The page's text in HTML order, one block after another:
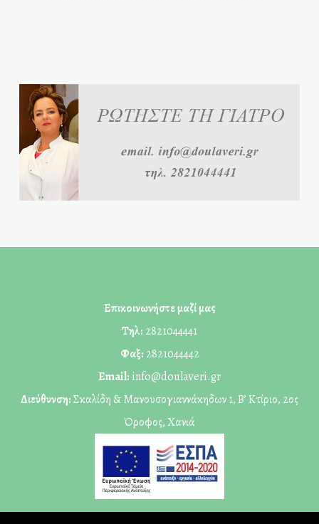
Επικοινωνήστε μαζί μας
Τηλ: 2821044441
Φαξ: 2821044442
Email: info@doulaveri.gr
Διεύθυνση:Σκαλίδη & Μανουσογιαννάκηδων 1, Β’ Κτίριο, 2ος
Όροφος, Χανιά